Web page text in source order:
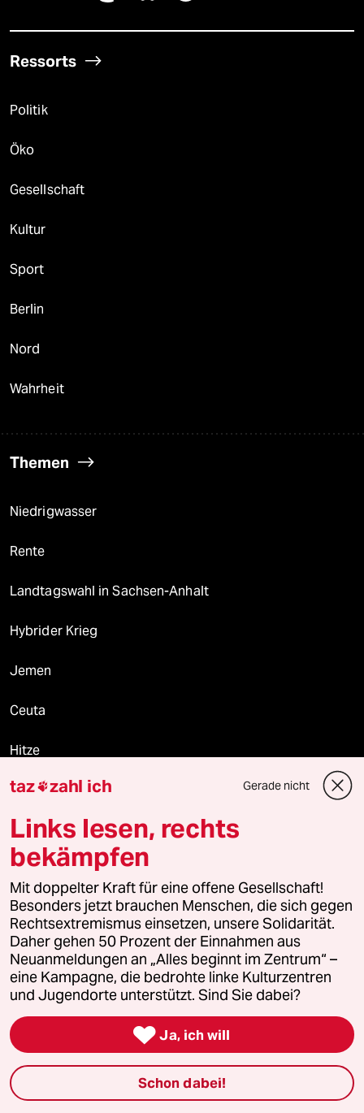
Ressorts
Politik
Öko
Gesellschaft
Kultur
Sport
Berlin
Nord
Wahrheit
Themen
Niedrigwasser
Rente
Landtagswahl in Sachsen-Anhalt
Hybrider Krieg
Jemen
Ceuta
Hitze
Verlag
Hausblog
Die Seitenwende
Stellen
Presse
Unterstützen
taz zahl ich Gerade nicht
Links lesen, rechts
bekämpfen
Mit doppelter Kraft für eine offene Gesellschaft!
Besonders jetzt brauchen Menschen, die sich gegen
Rechtsextremismus einsetzen, unsere Solidarität.
Daher gehen 50 Prozent der Einnahmen aus
Neuanmeldungen an „Alles beginnt im Zentrum“ –
eine Kampagne, die bedrohte linke Kulturzentren
und Jugendorte unterstützt. Sind Sie dabei?
 Ja, ich will
Schon dabei!